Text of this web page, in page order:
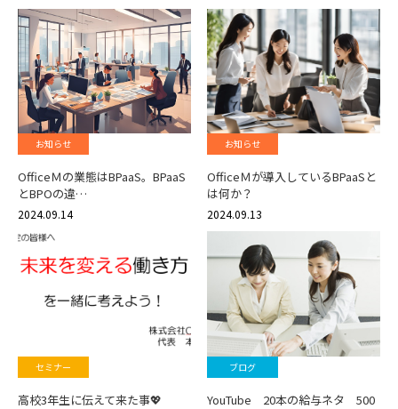
お知らせ
OfficeＭの業態はBPaaS。BPaaS
とBPOの違…
2024.09.14
お知らせ
OfficeＭが導入しているBPaaSと
は何か？
2024.09.13
セミナー
高校3年生に伝えて来た事💖
ブログ
YouTube 20本の給与ネタ 500